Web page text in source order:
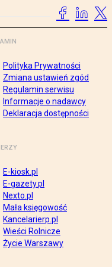
Polityka Prywatności
Zmiana ustawień zgód
Regulamin serwisu
Informacje o nadawcy
Deklaracja dostępności
E-kiosk.pl
E-gazety.pl
Nexto.pl
Mała księgowość
Kancelarierp.pl
Wieści Rolnicze
Życie Warszawy